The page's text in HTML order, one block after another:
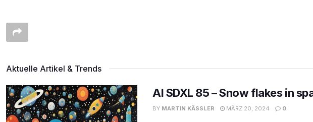
Aktuelle Artikel & Trends
AI SDXL 85 – Snow flakes in
BY MARTIN KÄSSLER MÄRZ 20, 2024 0